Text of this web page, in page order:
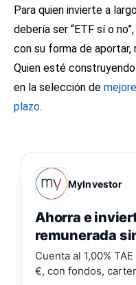
Para quien invierte a
debería ser “ETF sí o
con su forma de aportar,
Quien esté
en la selección de
plazo.
MyInvestor
Ahorra e
remunerada
Cuenta al 1,00%
€, con fondos,